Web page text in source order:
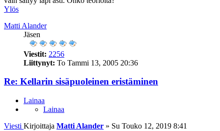
Ylös
Matti Alander
Jäsen
Viestit: 2256
Liittynyt: To Tammi 13, 2005 20:36
Re: Kellarin sisäpuoleinen eristäminen
Lainaa
Lainaa
Viesti Kirjoittaja Matti Alander » Su Touko 12, 2019 8:41